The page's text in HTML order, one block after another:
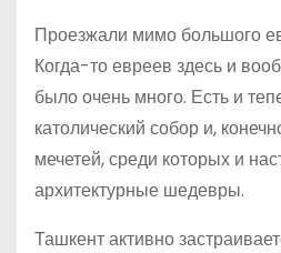
Проезжали мимо большого
Когда-то евреев здесь и
было очень много. Есть и
католический собор и,
мечетей, среди которых и
архитектурные шедевры.
Ташкент активно